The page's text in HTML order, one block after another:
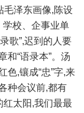
毛泽东画像,陈设
学校、企事业单
歌”,迟到的人要
和“语录本”。汤
色,镶成“忠”字,来
种会议前,都有
红太阳,我们最最